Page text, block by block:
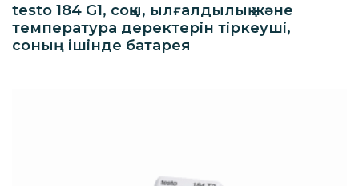
testo 184 G1, соққы, ылғалдылық және
температура деректерін тіркеуші,
соның ішінде батарея